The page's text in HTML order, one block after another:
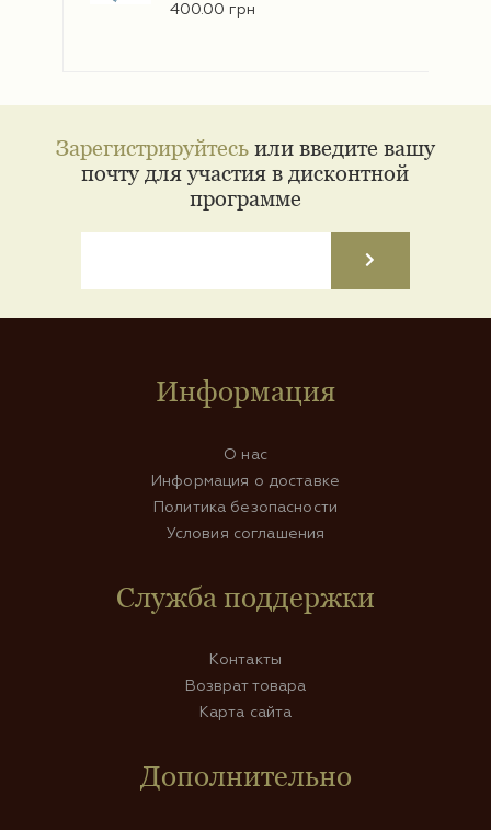
400.00 грн
Зарегистрируйтесьили введите вашу
почту для участия в дисконтной
программе
Информация
О нас
Информация о доставке
Политика безопасности
Условия соглашения
Служба поддержки
Контакты
Возврат товара
Карта сайта
Дополнительно